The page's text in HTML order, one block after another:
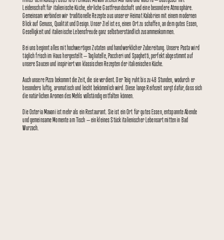
Leidenschaft für italienische Küche, ehrliche Gastfreundschaft und eine besondere Atmosphäre.
Gemeinsam verbinden wir traditionelle Rezepte aus unserer Heimat Kalabrien mit einem modernen
Blick auf Genuss, Qualität und Design. Unser Ziel ist es, einen Ort zu schaffen, an dem gutes Essen,
Geselligkeit und italienische Lebensfreude ganz selbstverständlich zusammenkommen.
Bei uns beginnt alles mit hochwertigen Zutaten und handwerklicher Zubereitung. Unsere Pasta wird
täglich frisch im Haus hergestellt – Tagliatelle, Paccheri und Spaghetti, perfekt abgestimmt auf
unsere Saucen und inspiriert von klassischen Rezepten der italienischen Küche.
Auch unsere Pizza bekommt die Zeit, die sie verdient. Der Teig ruht bis zu 48 Stunden, wodurch er
besonders luftig, aromatisch und leicht bekömmlich wird. Diese lange Reifezeit sorgt dafür, dass sich
die natürlichen Aromen des Mehls vollständig entfalten können.
Die Osteria Mavani ist mehr als ein Restaurant. Sie ist ein Ort für gutes Essen, entspannte Abende
und gemeinsame Momente am Tisch – ein kleines Stück italienischer Lebensart mitten in Bad
Wurzach.